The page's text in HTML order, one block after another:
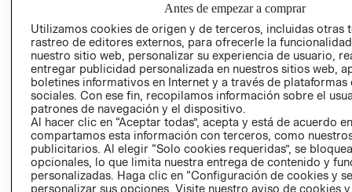
EMPRESARIAL
TÉRMINOS Y
CONDICIONES
AVISO DE
PRIVACIDAD
GIFT CARD
AVISO DE
COOKIES
Antes de empezar a comprar
Utilizamos cookies de origen y de terceros, incluidas otras
rastreo de editores externos, para ofrecerle la
nuestro sitio web, personalizar su experiencia de usuario,
entregar publicidad personalizada en nuestros sitios web,
boletines informativos en Internet y a través de plataformas
sociales. Con ese fin, recopilamos información sobre el
patrones de navegación y el dispositivo.
Al hacer clic en “Aceptar todas”, acepta y está de acuerdo
compartamos esta información con terceros, como
publicitarios. Al elegir “Solo cookies requeridas”, se
opcionales, lo que limita nuestra entrega de contenido y
personalizadas. Haga clic en “Configuración de cookies y
personalizar sus opciones. Visite nuestro aviso de cookies